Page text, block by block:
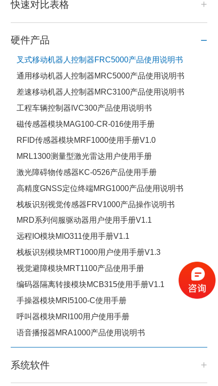
快速对比表格
硬件产品
叉式移动机器人控制器FRC5000产品使用说明书
通用移动机器人控制器MRC5000产品使用说明书
差速移动机器人控制器MRC3100产品使用说明书
工程车辆控制器IVC300产品使用说明书
磁传感器模块MAG100-CR-016使用手册
RFID传感器模块MRF1000使用手册V1.0
MRL1300测量型激光雷达用户使用手册
激光障碍物传感器KC-0526产品使用手册
高精度GNSS定位终端MRG1000产品使用说明书
栈板识别视觉传感器FRV1000产品操作说明书
MRD系列伺服驱动器用户使用手册V1.1
远程IO模块MIO311使用手册V1.1
栈板识别模块MRT1000用户使用手册V1.3
视觉避障模块MRT1100产品使用手册
编码器隔离转接模块MCB315使用手册V1.1
手操器模块MRI5100-C使用手册
呼叫器模块MRI100用户使用手册
语音播报器MRA1000产品使用说明书
系统软件